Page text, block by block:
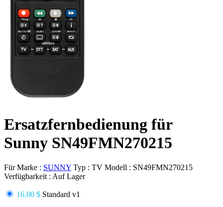
Ersatzfernbedienung für
Sunny SN49FMN270215
Für Marke : SUNNY Typ : TV Modell : SN49FMN270215
Verfügbarkeit : Auf Lager
16.00 $ Standard v1